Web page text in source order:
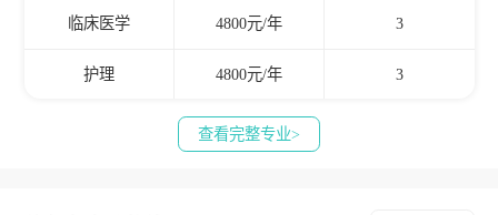
临床医学 4800元/年 3
护理 4800元/年 3
查看完整专业>